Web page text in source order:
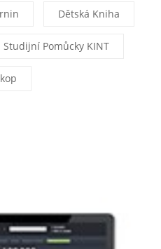
Dětská Kniha
Studijní Pomůcky KINT